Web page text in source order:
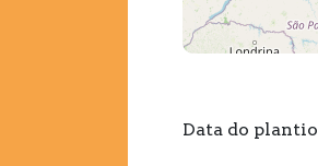
Data do plantio